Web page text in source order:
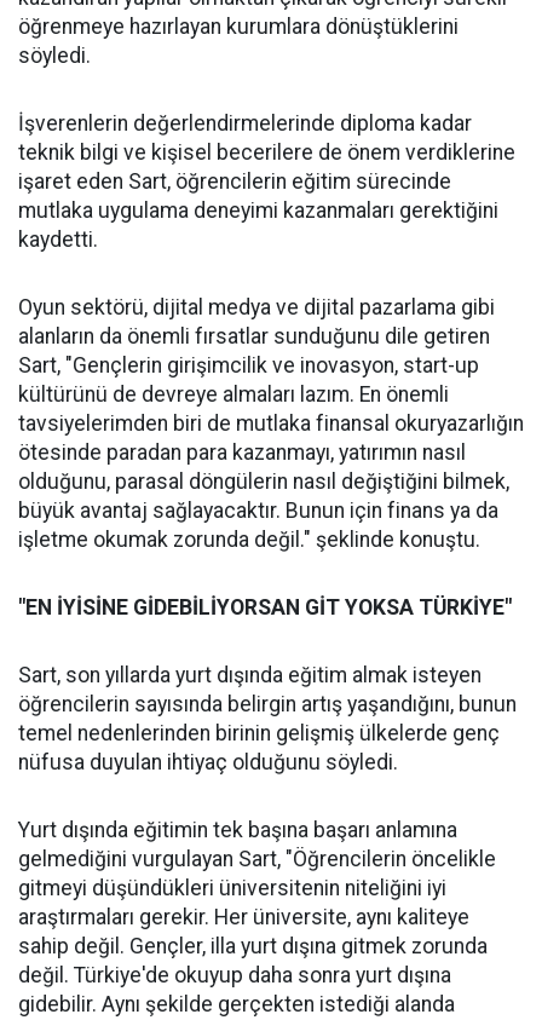
öğrenmeye hazırlayan kurumlara dönüştüklerini
söyledi.
İşverenlerin değerlendirmelerinde diploma kadar
teknik bilgi ve kişisel becerilere de önem verdiklerine
işaret eden Sart, öğrencilerin eğitim sürecinde
mutlaka uygulama deneyimi kazanmaları gerektiğini
kaydetti.
Oyun sektörü, dijital medya ve dijital pazarlama gibi
alanların da önemli fırsatlar sunduğunu dile getiren
Sart, "Gençlerin girişimcilik ve inovasyon, start-up
kültürünü de devreye almaları lazım. En önemli
tavsiyelerimden biri de mutlaka finansal okuryazarlığın
ötesinde paradan para kazanmayı, yatırımın nasıl
olduğunu, parasal döngülerin nasıl değiştiğini bilmek,
büyük avantaj sağlayacaktır. Bunun için finans ya da
işletme okumak zorunda değil." şeklinde konuştu.
"EN İYİSİNE GİDEBİLİYORSAN GİT YOKSA TÜRKİYE"
Sart, son yıllarda yurt dışında eğitim almak isteyen
öğrencilerin sayısında belirgin artış yaşandığını, bunun
temel nedenlerinden birinin gelişmiş ülkelerde genç
nüfusa duyulan ihtiyaç olduğunu söyledi.
Yurt dışında eğitimin tek başına başarı anlamına
gelmediğini vurgulayan Sart, "Öğrencilerin öncelikle
gitmeyi düşündükleri üniversitenin niteliğini iyi
araştırmaları gerekir. Her üniversite, aynı kaliteye
sahip değil. Gençler, illa yurt dışına gitmek zorunda
değil. Türkiye'de okuyup daha sonra yurt dışına
gidebilir. Aynı şekilde gerçekten istediği alanda